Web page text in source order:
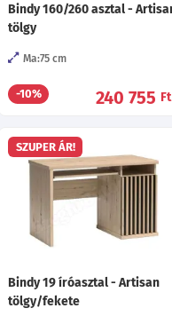
Bindy 160/260 asztal -
tölgy
Ma:75 cm
-10% 240 755 Ft
SZUPER ÁR!
Bindy 19 íróasztal - Artisan
tölgy/fekete